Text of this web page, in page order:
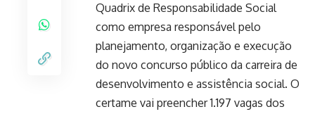
Quadrix de Responsabilidade Social
como empresa responsável pelo
planejamento, organização e execução
do novo concurso público da carreira de
desenvolvimento e assistência social. O
certame vai preencher 1.197 vagas dos